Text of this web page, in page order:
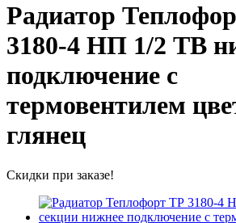
Радиатор
3180-4 НП 1/2 ТВ
подключение с
термовентилем
глянец
Скидки при заказе!